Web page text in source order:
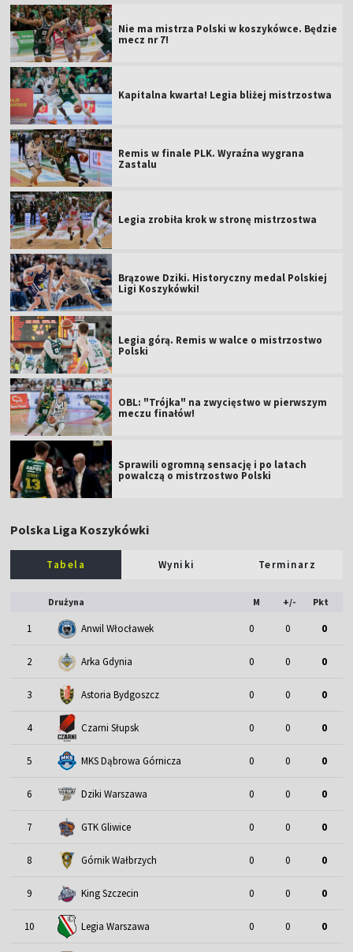
Nie ma mistrza Polski w koszykówce. Będzie
mecz nr 7!
Kapitalna kwarta! Legia bliżej mistrzostwa
Remis w finale PLK. Wyraźna wygrana
Zastalu
Legia zrobiła krok w stronę mistrzostwa
Brązowe Dziki. Historyczny medal Polskiej
Ligi Koszykówki!
Legia górą. Remis w walce o mistrzostwo
Polski
OBL: "Trójka" na zwycięstwo w pierwszym
meczu finałów!
Sprawili ogromną sensację i po latach
powalczą o mistrzostwo Polski
Polska Liga Koszykówki
Tabela Wyniki Terminarz
Drużyna M +/- Pkt
1 Anwil Włocławek 0 0 0
2 Arka Gdynia 0 0 0
3 Astoria Bydgoszcz 0 0 0
4 Czarni Słupsk 0 0 0
5 MKS Dąbrowa Górnicza 0 0 0
6 Dziki Warszawa 0 0 0
7 GTK Gliwice 0 0 0
8 Górnik Wałbrzych 0 0 0
9 King Szczecin 0 0 0
10 Legia Warszawa 0 0 0